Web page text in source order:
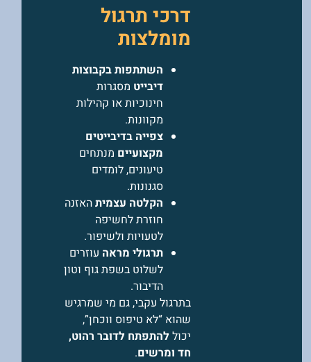
דרכי תרגול
מומלצות
השתתפות בקבוצות
דיבייט מסגרות
חינוכיות או קהילות
מקוונות.
צפייה בדיבייטים
מקצועיים מנתחים
טיעונים, לומדים
סגנונות.
הקלטה עצמיתהאזנה
חוזרת לחשיפה
לטעויות ולשיפור.
תרגולי מראה עוזרים
לשלוט בשפת גוף וטון
הדיבור.
בתרגול עקבי, גם מי שמרגיש
שהוא “לא טיפוס ווכחן”,
יכוללהתפתח לדובר רהוט,
חד ומרשים.